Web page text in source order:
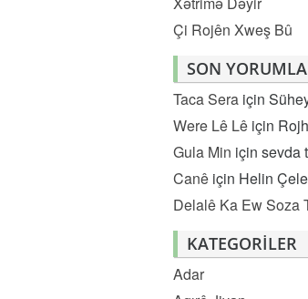
Çi Rojên Xweş Bû
SON
Taca Sera için
Were Lê Lê için
Gula Min için sevda
Canê için Helin
Delalê Ka Ew Soza
KATEGORILER
Adar